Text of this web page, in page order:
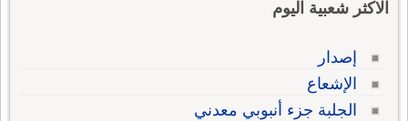
الاكثر شعبية اليوم
إصدار
الإشعاع
الجلبة جزء أنبوبي معدني